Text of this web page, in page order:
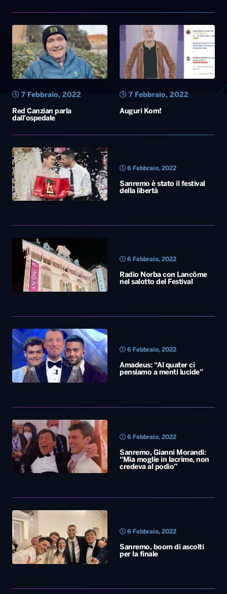
Red Canzian parla
dall’ospedale
7 Febbraio, 2022
Auguri Kom!
7 Febbraio, 2022
6 Febbraio, 2022
Sanremo è stato il festival
della libertà
6 Febbraio, 2022
Radio Norba con Lancôme
nel salotto del Festival
6 Febbraio, 2022
Amadeus: “Al quater ci
pensiamo a menti lucide”
6 Febbraio, 2022
Sanremo, Gianni Morandi:
“Mia moglie in lacrime, non
credeva al podio”
6 Febbraio, 2022
Sanremo, boom di ascolti
per la finale